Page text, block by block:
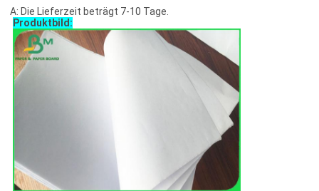
A: Die Lieferzeit beträgt 7-10 Tage.
Produktbild: